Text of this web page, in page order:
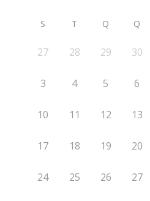
S T Q Q
27 28 29 30
3 4 5 6
10 11 12 13
17 18 19 20
24 25 26 27